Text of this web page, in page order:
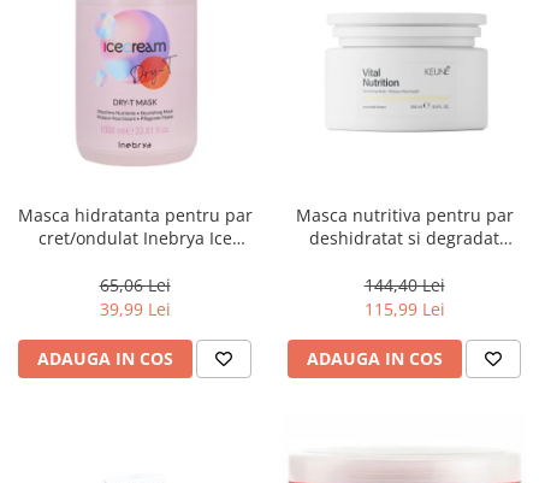
Masca hidratanta pentru par
cret/ondulat Inebrya Ice
65,06 Lei
39,99 Lei
ADAUGA IN COS
Masca nutritiva pentru par
deshidratat si degradat
Mask, 250 ml
144,40 Lei
115,99 Lei
ADAUGA IN COS